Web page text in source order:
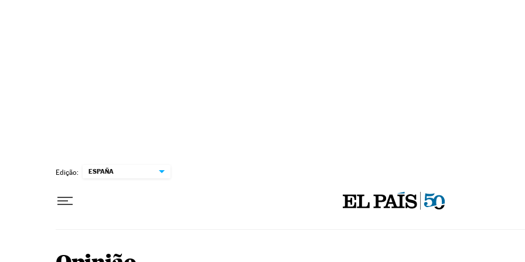
Edição: ESPAÑA